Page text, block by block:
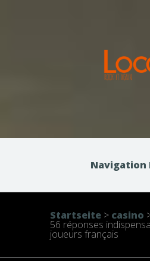
Navigation
Startseite > casino
56 réponses
joueurs français